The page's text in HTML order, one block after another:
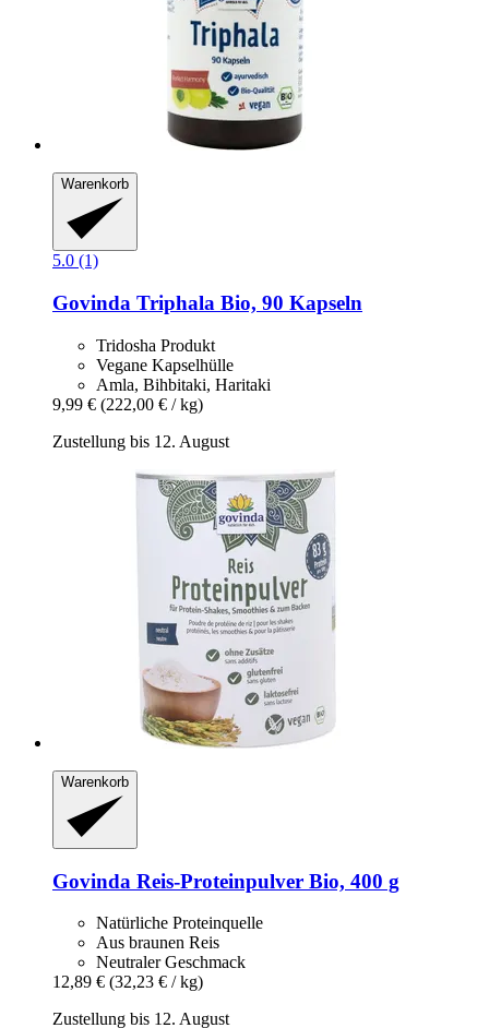
Warenkorb
5.0 (1)
Govinda Triphala Bio, 90 Kapseln
Tridosha Produkt
Vegane Kapselhülle
Amla, Bihbitaki, Haritaki
9,99 € (222,00 € / kg)
Zustellung bis 12. August
Warenkorb
Govinda Reis-​Proteinpulver Bio, 400 g
Natürliche Proteinquelle
Aus braunen Reis
Neutraler Geschmack
12,89 € (32,23 € / kg)
Zustellung bis 12. August